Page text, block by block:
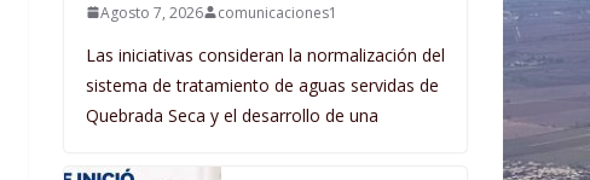
Agosto 7, 2026 comunicaciones1
Las iniciativas consideran la normalización del
sistema de tratamiento de aguas servidas de
Quebrada Seca y el desarrollo de una